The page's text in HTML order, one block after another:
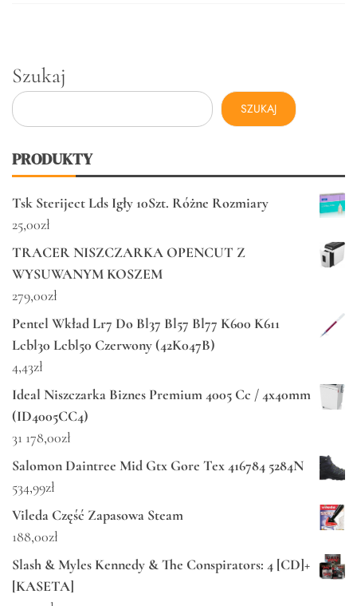
Szukaj
SZUKAJ
PRODUKTY
Tsk Steriject Lds Igły 10Szt. Różne Rozmiary
25,00zł
TRACER NISZCZARKA OPENCUT Z
WYSUWANYM KOSZEM
279,00zł
Pentel Wkład Lr7 Do Bl37 Bl57 Bl77 K600 K611
Lcbl30 Lcbl50 Czerwony (42K047B)
4,43zł
Ideal Niszczarka Biznes Premium 4005 Cc / 4x40mm
(ID4005CC4)
31 178,00zł
Salomon Daintree Mid Gtx Gore Tex 416784 5284N
534,99zł
Vileda Część Zapasowa Steam
188,00zł
Slash & Myles Kennedy & The Conspirators: 4 [CD]+
[KASETA]